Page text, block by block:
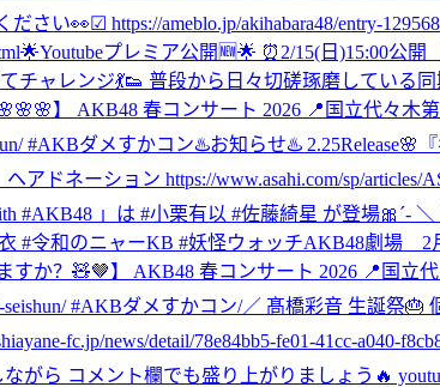
さい👀☑︎ https://ameblo.jp/akihabara48/entry-
🌟Youtubeプレミア公開🆕🌟 ⏰2/15(日)15:00公
チャレンジ💃👟 普段から日々切磋琢磨してい
】 AKB48 春コンサート 2026 📍国立代々
#AKBダメすかコン♨️お知らせ♨️ 2.25Release🌸
ドネーション https://www.asahi.com/sp/
#AKB48 」は #小栗有以 #佐藤綺星 が登場🎀´‐
#令和のニャーKB #妖怪ウォッチAKB48劇場 2
すか？🧸🤎】 AKB48 春コンサート 2026 📍国
seishun/ #AKBダメすかコン/／ 髙橋彩音 生誕祭🎂
fc.jp/news/detail/78e84bb5-fe01-41cc-a040-
がら コメント欄でも盛り上がりましょう🔥